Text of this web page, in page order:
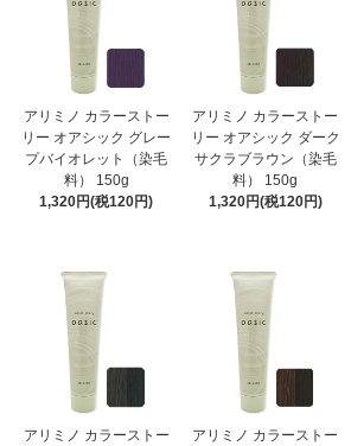
アリミノ カラーストー
リー オアシック グレー
プバイオレット（染毛
料） 150g
1,320円(税120円)
アリミノ カラーストー
リー オアシック ダーク
サクラブラウン（染毛
料） 150g
1,320円(税120円)
アリミノ カラーストー
アリミノ カラーストー